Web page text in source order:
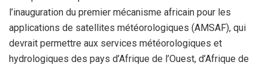
l’inauguration du premier mécanisme africain pour les
applications de satellites météorologiques (AMSAF), qui
devrait permettre aux services météorologiques et
hydrologiques des pays d’Afrique de l’Ouest, d’Afrique de